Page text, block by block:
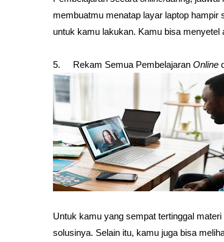
membuatmu menatap layar laptop hampir
untuk kamu lakukan. Kamu bisa menyetel
5. Rekam Semua Pembelajaran Online
Untuk kamu yang sempat tertinggal
solusinya. Selain itu, kamu juga bisa